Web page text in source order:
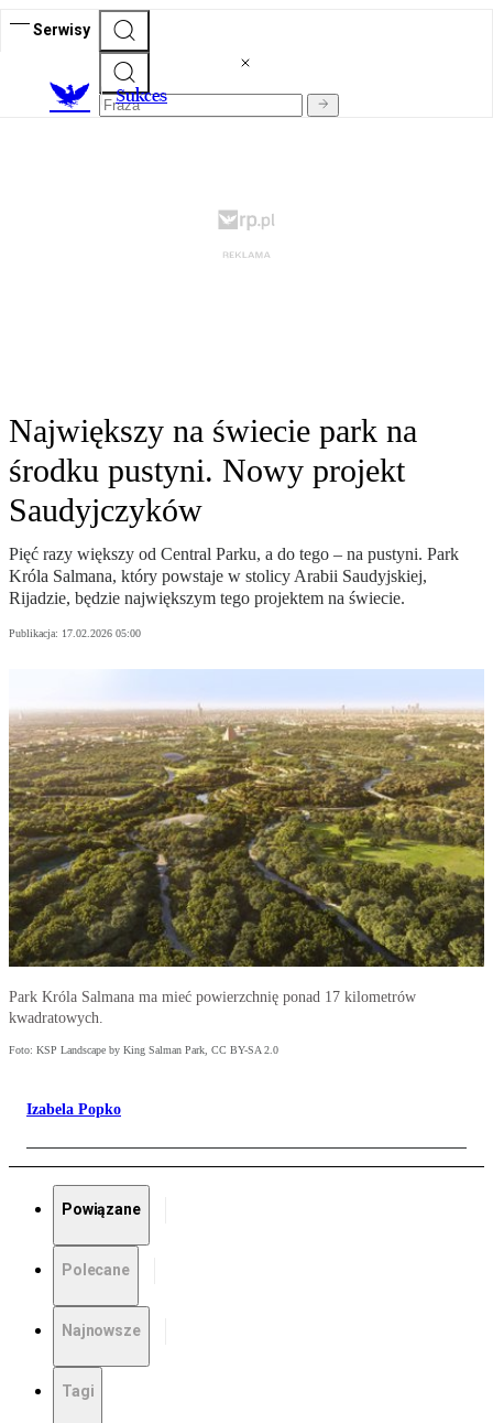
Serwisy
Sukces
Największy na świecie park na
środku pustyni. Nowy projekt
Saudyjczyków
Pięć razy większy od Central Parku, a do tego – na pustyni. Park
Króla Salmana, który powstaje w stolicy Arabii Saudyjskiej,
Rijadzie, będzie największym tego projektem na świecie.
Publikacja: 17.02.2026 05:00
Park Króla Salmana ma mieć powierzchnię ponad 17 kilometrów
kwadratowych.
Foto: KSP Landscape by King Salman Park, CC BY-SA 2.0
Izabela Popko
Powiązane
Polecane
Najnowsze
Tagi